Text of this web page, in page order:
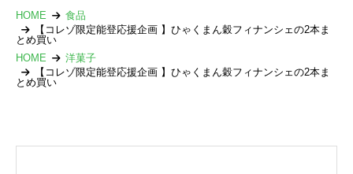
HOME
食品
【コレゾ限定能登応援企画 】ひゃくまん穀フィナンシェの2本ま
とめ買い
HOME
洋菓子
【コレゾ限定能登応援企画 】ひゃくまん穀フィナンシェの2本ま
とめ買い